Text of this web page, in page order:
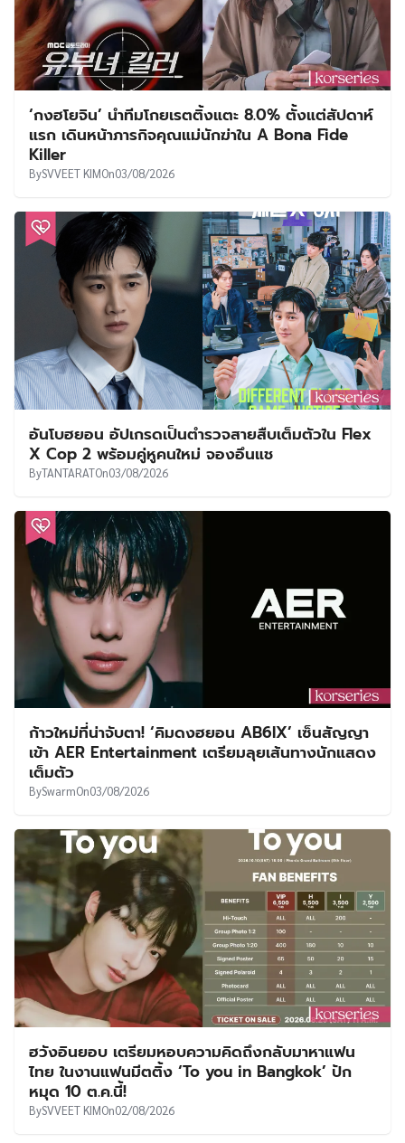
‘กงฮโยจิน’ นำทีมโกยเรตติ้งแตะ 8.0% ตั้งแต่สัปดาห์
แรก เดินหน้าภารกิจคุณแม่นักฆ่าใน A Bona Fide
Killer
BySVVEET KIMOn03/08/2026
อันโบฮยอน อัปเกรดเป็นตำรวจสายสืบเต็มตัวใน Flex
X Cop 2 พร้อมคู่หูคนใหม่ จองอึนแช
ByTANTARATOn03/08/2026
ก้าวใหม่ที่น่าจับตา! ‘คิมดงฮยอน AB6IX’ เซ็นสัญญา
เข้า AER Entertainment เตรียมลุยเส้นทางนักแสดง
เต็มตัว
BySwarmOn03/08/2026
ฮวังอินยอบ เตรียมหอบความคิดถึงกลับมาหาแฟน
ไทย ในงานแฟนมีตติ้ง ‘To you in Bangkok’ ปัก
หมุด 10 ต.ค.นี้!
BySVVEET KIMOn02/08/2026